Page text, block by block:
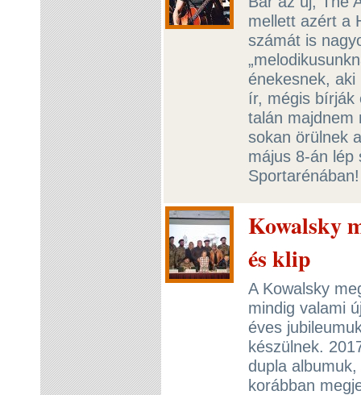
mellett azért a
számát is
énekesnek,
ír, mégis bírják
talán majdnem
sokan örülnek
május 8-án lép
Kowalsky
és klip
A Kowalsky
mindig valami
éves
készülnek.
dupla
korábban